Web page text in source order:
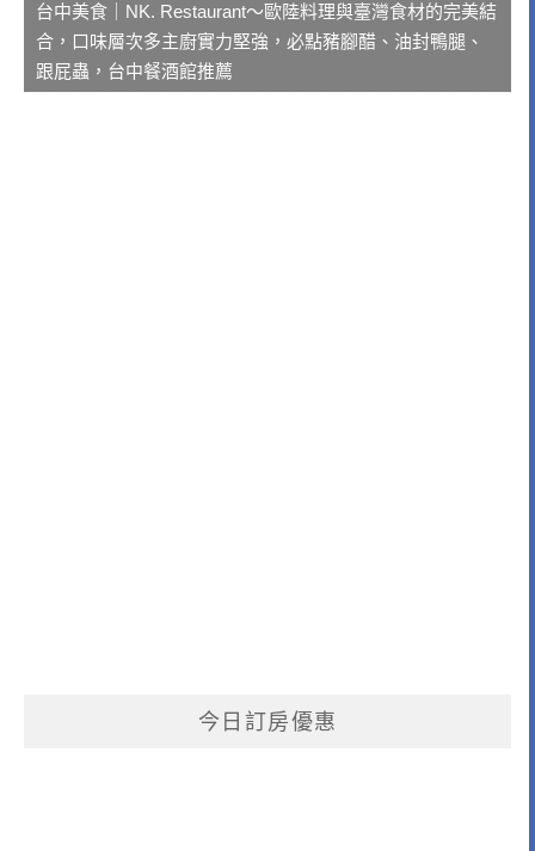
台中美食｜NK. Restaurant～歐陸料理與臺灣食材的完美結
合，口味層次多主廚實力堅強，必點豬腳醋、油封鴨腿、
跟屁蟲，台中餐酒館推薦
今日訂房優惠